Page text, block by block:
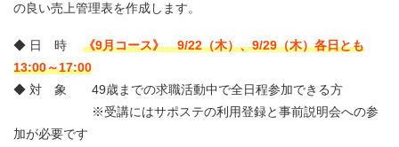
の良い売上管理表を作成します。
◆ 日 時 《9月コース》
9/22（木）、9/29（木）各日とも
13:00～17:00
◆ 対 象 49歳までの求職活動中で全日程参加できる方
※受講にはサポステの利用登録と事前説明会への参
加が必要です